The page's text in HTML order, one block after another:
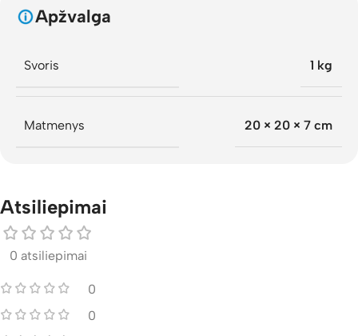
Apžvalga
Svoris 1 kg
Matmenys 20 × 20 × 7 cm
Atsiliepimai
0 atsiliepimai
0
0